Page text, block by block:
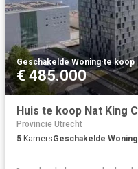
Geschakelde Woning·te koop
€ 485.000
Provincie Utrecht
5 KamersGeschakelde Woning